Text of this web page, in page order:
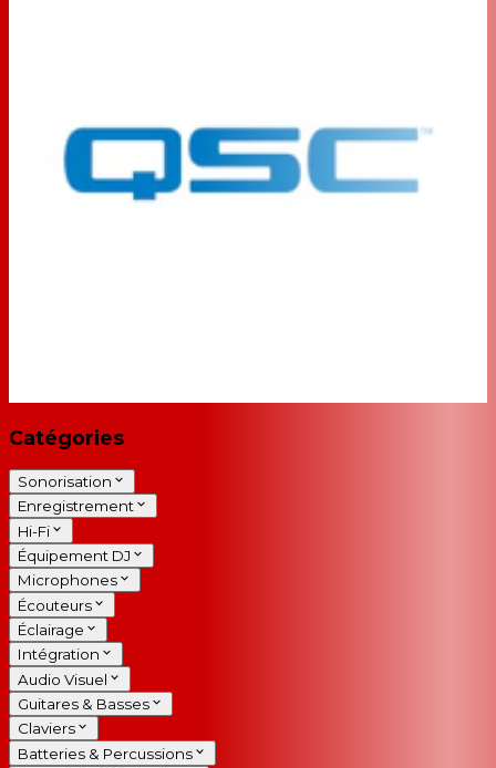
Catégories
Sonorisation
Enregistrement
Hi-Fi
Équipement DJ
Microphones
Écouteurs
Éclairage
Intégration
Audio Visuel
Guitares & Basses
Claviers
Batteries & Percussions